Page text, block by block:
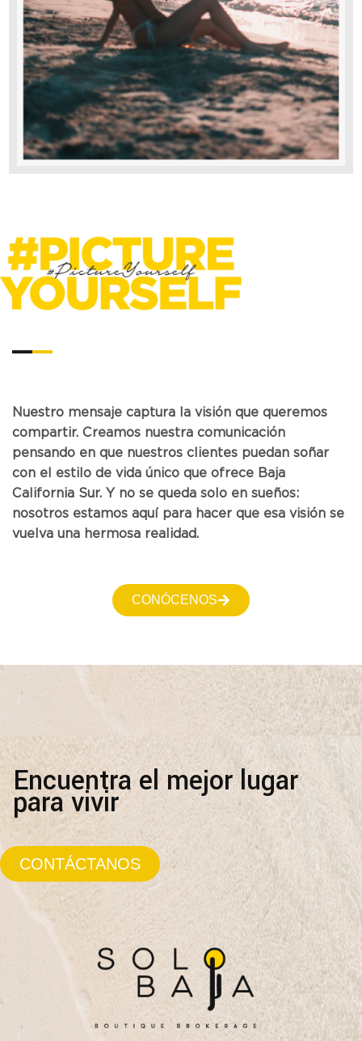
Nuestro mensaje captura la visión que queremos
compartir. Creamos nuestra comunicación
pensando en que nuestros clientes puedan soñar
con el estilo de vida único que ofrece Baja
California Sur. Y no se queda solo en sueños:
nosotros estamos aquí para hacer que esa visión se
vuelva una hermosa realidad.
CONÓCENOS
Encuentra el mejor lugar
para vivir
CONTÁCTANOS